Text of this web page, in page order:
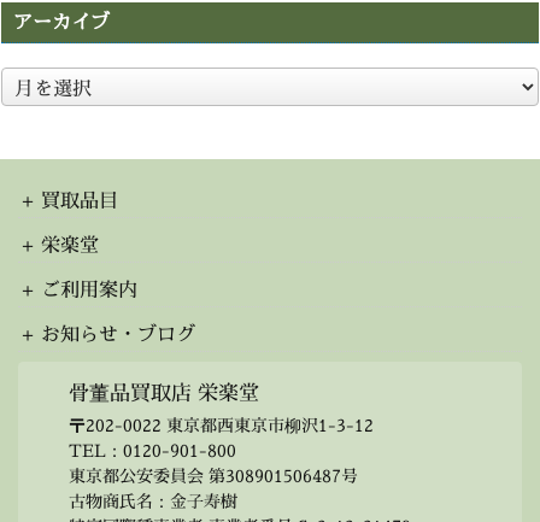
アーカイブ
ア
ー
イ
買取品目
栄楽堂
ご利用案内
お知らせ・ブログ
骨董品買取店 栄楽堂
〒202-0022 東京都西東京市柳沢1-3-12
TEL： 0120-901-800
東京都公安委員会 第308901506487号
古物商氏名：金子寿樹